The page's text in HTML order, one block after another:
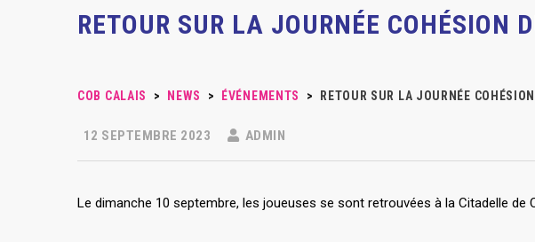
RETOUR SUR LA JOURNÉE COHÉSION
COB CALAIS > NEWS > ÉVÉNEMENTS > RETOUR SUR LA JOURNÉE
12 SEPTEMBRE 2023 ADMIN
Le dimanche 10 septembre, les joueuses se sont retrouvées à la Citadelle de